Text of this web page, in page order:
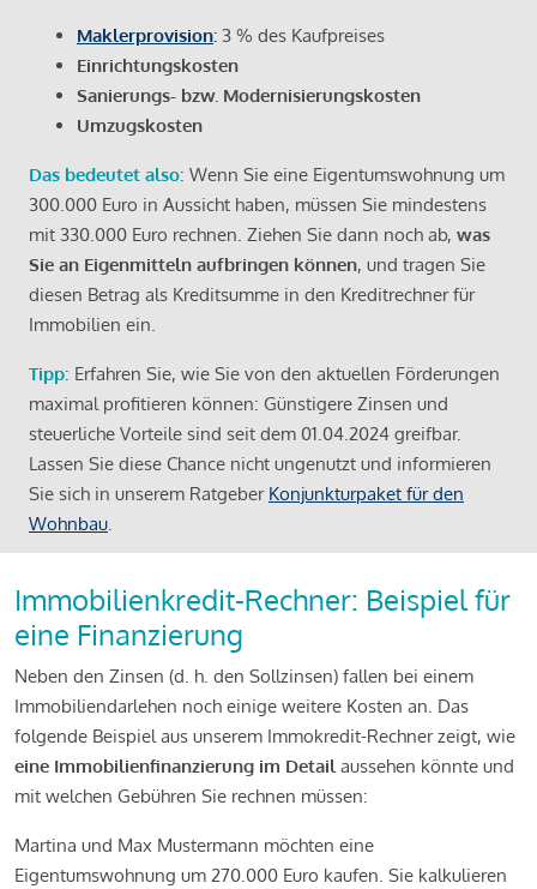
Maklerprovision: 3 % des Kaufpreises
Einrichtungskosten
Sanierungs- bzw. Modernisierungskosten
Umzugskosten
Das bedeutet also: Wenn Sie eine Eigentumswohnung um
300.000 Euro in Aussicht haben, müssen Sie mindestens
mit 330.000 Euro rechnen. Ziehen Sie dann noch ab, was
Sie an Eigenmitteln aufbringen können, und tragen Sie
diesen Betrag als Kreditsumme in den Kreditrechner für
Immobilien ein.
Tipp: Erfahren Sie, wie Sie von den aktuellen Förderungen
maximal profitieren können: Günstigere Zinsen und
steuerliche Vorteile sind seit dem 01.04.2024 greifbar.
Lassen Sie diese Chance nicht ungenutzt und informieren
Sie sich in unserem Ratgeber Konjunkturpaket für den
Wohnbau.
Immobilienkredit-Rechner: Beispiel für
eine Finanzierung
Neben den Zinsen (d. h. den Sollzinsen) fallen bei einem
Immobiliendarlehen noch einige weitere Kosten an. Das
folgende Beispiel aus unserem Immokredit-Rechner zeigt, wie
eine Immobilienfinanzierung im Detail aussehen könnte und
mit welchen Gebühren Sie rechnen müssen:
Martina und Max Mustermann möchten eine
Eigentumswohnung um 270.000 Euro kaufen. Sie kalkulieren